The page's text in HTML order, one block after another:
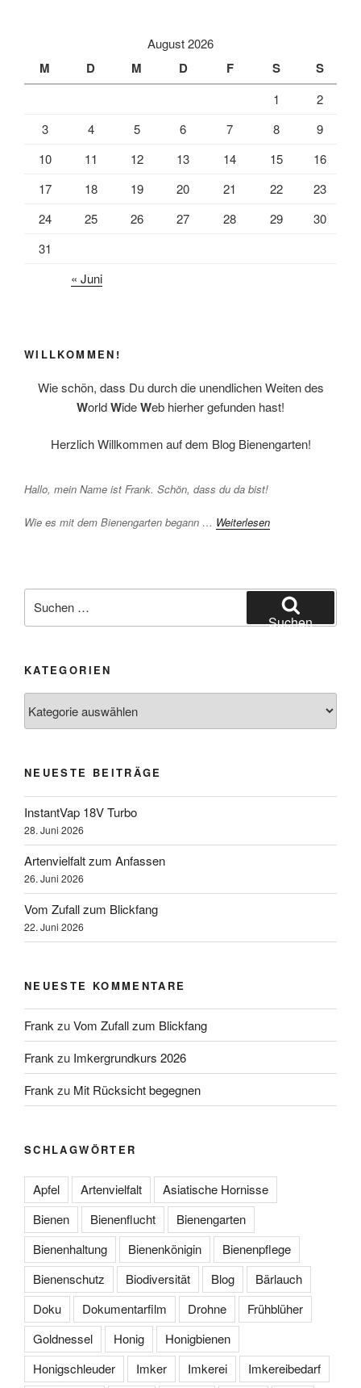
o
n
August 2026
M D M D F S S
1
2
3
4 5 6 7 8
9
10
11 12 13 14 15
16
17
18 19 20 21 22
23
24
25 26 27 28 29
30
31
« Juni
WILLKOMMEN!
Wie schön, dass Du durch die unendlichen Weiten des
WorldWideWeb hierher gefunden hast!
Herzlich Willkommen auf dem Blog Bienengarten!
Hallo, mein Name ist Frank. Schön, dass du da bist!
Wie es mit dem Bienengarten begann … Weiterlesen
nach:
Suchen
KATEGORIEN
NEUESTE BEITRÄGE
InstantVap 18V Turbo
28. Juni 2026
Artenvielfalt zum Anfassen
26. Juni 2026
Vom Zufall zum Blickfang
22. Juni 2026
NEUESTE KOMMENTARE
Frank zuVom Zufall zum Blickfang
Frank zu Imkergrundkurs 2026
Frank zu Mit Rücksicht begegnen
SCHLAGWÖRTER
Apfel Artenvielfalt
Asiatische Hornisse
Bienen
Bienenflucht
Bienengarten
Bienenhaltung
Bienenkönigin
Bienenpflege
Bienenschutz
Biodiversität Blog
Bärlauch
Doku
Dokumentarfilm Drohne
Frühblüher
Goldnessel
Honig
Honigbienen
Honigschleuder
Imker Imkerei
Imkereibedarf